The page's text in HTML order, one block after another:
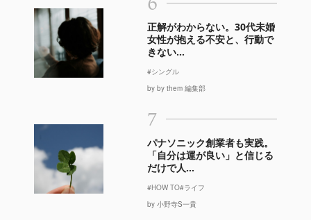
正解がわからない。30代未婚
女性が抱える不安と、行動で
きない...
#シングル
by by them 編集部
7
パナソニック創業者も実践。
「自分は運が良い」と信じる
だけで人...
#HOW TO#ライフ
by 小野寺S一貴